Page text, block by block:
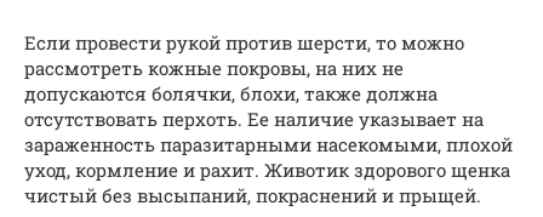
Если провести рукой против шерсти, то можно
рассмотреть кожные покровы, на них не
допускаются болячки, блохи, также должна
отсутствовать перхоть. Ее наличие указывает на
зараженность паразитарными насекомыми, плохой
уход, кормление и рахит. Животик здорового щенка
чистый без высыпаний, покраснений и прыщей.